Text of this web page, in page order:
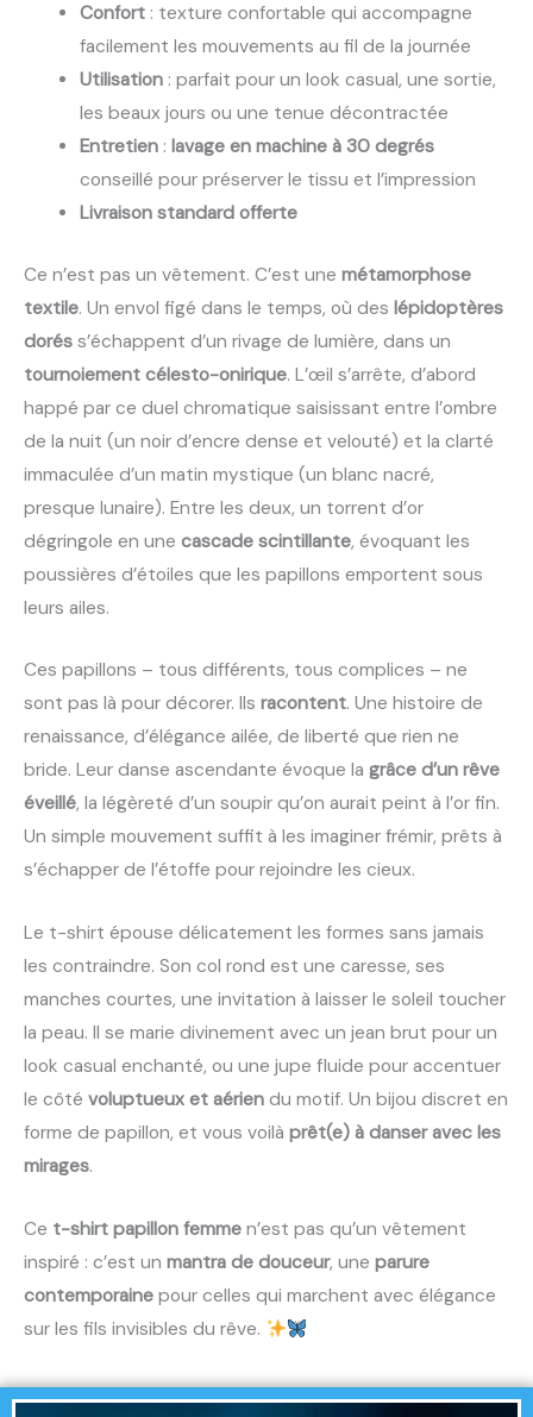
Confort: texture confortable qui accompagne
facilement les mouvements au fil de la journée
Utilisation: parfait pour un look casual, une sortie,
les beaux jours ou une tenue décontractée
Entretien: lavage en machine à 30 degrés
conseillé pour préserver le tissu et l’impression
Livraison standard offerte
Ce n’est pas un vêtement. C’est une métamorphose
textile. Un envol figé dans le temps, où des lépidoptères
dorés s’échappent d’un rivage de lumière, dans un
tournoiement célesto-onirique. L’œil s’arrête, d’abord
happé par ce duel chromatique saisissant entre l’ombre
de la nuit (un noir d’encre dense et velouté) et la clarté
immaculée d’un matin mystique (un blanc nacré,
presque lunaire). Entre les deux, un torrent d’or
dégringole en une cascade scintillante, évoquant les
poussières d’étoiles que les papillons emportent sous
leurs ailes.
Ces papillons – tous différents, tous complices – ne
sont pas là pour décorer. Ils racontent. Une histoire de
renaissance, d’élégance ailée, de liberté que rien ne
bride. Leur danse ascendante évoque la grâce d’un rêve
éveillé, la légèreté d’un soupir qu’on aurait peint à l’or fin.
Un simple mouvement suffit à les imaginer frémir, prêts à
s’échapper de l’étoffe pour rejoindre les cieux.
Le t-shirt épouse délicatement les formes sans jamais
les contraindre. Son col rond est une caresse, ses
manches courtes, une invitation à laisser le soleil toucher
la peau. Il se marie divinement avec un jean brut pour un
look casual enchanté, ou une jupe fluide pour accentuer
le côté voluptueux et aérien du motif. Un bijou discret en
forme de papillon, et vous voilà prêt(e) à danser avec les
mirages.
Ce t-shirt papillon femme n’est pas qu’un vêtement
inspiré : c’est un mantra de douceur, une parure
contemporaine pour celles qui marchent avec élégance
sur les fils invisibles du rêve.